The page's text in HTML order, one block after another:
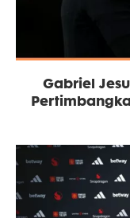
Gabriel